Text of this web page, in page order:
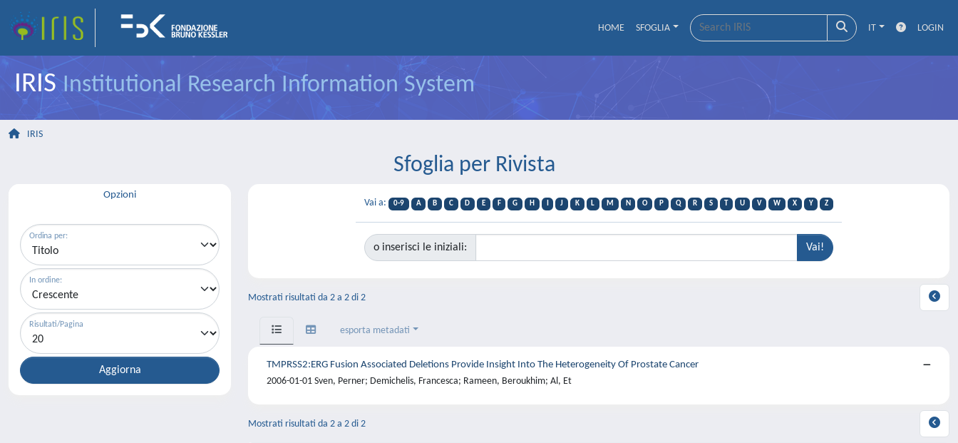
HOME SFOGLIA IT LOGIN
IRISInstitutional Research Information System
IRIS
Sfoglia per Rivista
Opzioni
Ordina per:
In ordine:
Risultati/Pagina
Vai a: 0-9 A B C D E F G H J K L M N O P Q R S T U V W X Y Z
o inserisci le iniziali:
Mostrati risultati da 2 a 2 di 2
esporta metadati
TMPRSS2:ERG Fusion Associated Deletions Provide Insight Into The Heterogeneity Of Prostate Cancer
2006-01-01 Sven, Perner; Demichelis, Francesca; Rameen, Beroukhim; Al, Et
Mostrati risultati da 2 a 2 di 2